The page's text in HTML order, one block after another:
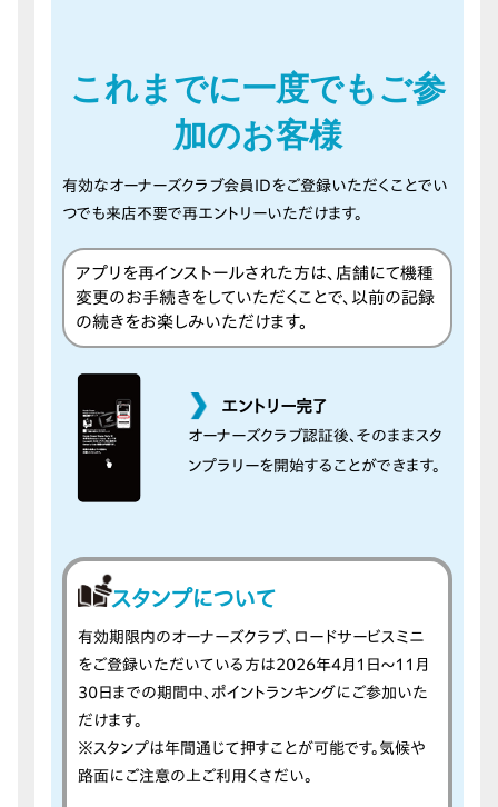
これまでに一度でもご参
加のお客様
有効なオーナーズクラブ会員IDをご登録いただくことでい
つでも来店不要で再エントリーいただけます。
アプリを再インストールされた方は、店舗にて機種
変更のお手続きをしていただくことで、以前の記録
の続きをお楽しみいただけます。
エントリー完了
オーナーズクラブ認証後、そのままスタ
ンプラリーを開始することができます。
スタンプについて
有効期限内のオーナーズクラブ、ロードサービスミニ
をご登録いただいている方は2026年4月1日〜11月
30日までの期間中、ポイントランキングにご参加いた
だけます。
※スタンプは年間通じて押すことが可能です。気候や
路面にご注意の上ご利用くさだい。